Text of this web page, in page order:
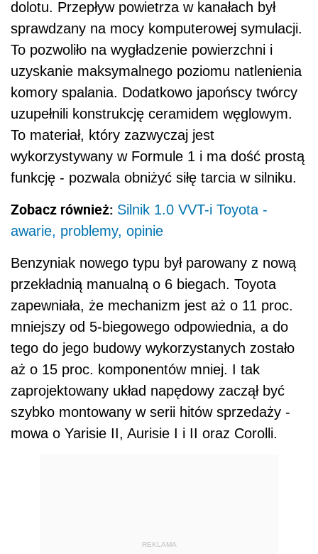
Zobacz również: Silnik 1.0 VVT-i Toyota -
awarie, problemy, opinie
Benzyniak nowego typu był parowany z nową
przekładnią manualną o 6 biegach. Toyota
zapewniała, że mechanizm jest aż o 11 proc.
mniejszy od 5-biegowego odpowiednia, a do
tego do jego budowy wykorzystanych zostało
aż o 15 proc. komponentów mniej. I tak
zaprojektowany układ napędowy zaczął być
szybko montowany w serii hitów sprzedaży -
mowa o Yarisie II, Aurisie I i II oraz Corolli.
REKLAMA
Silnik 1.33 Dual VVT-i Toyoty występował w